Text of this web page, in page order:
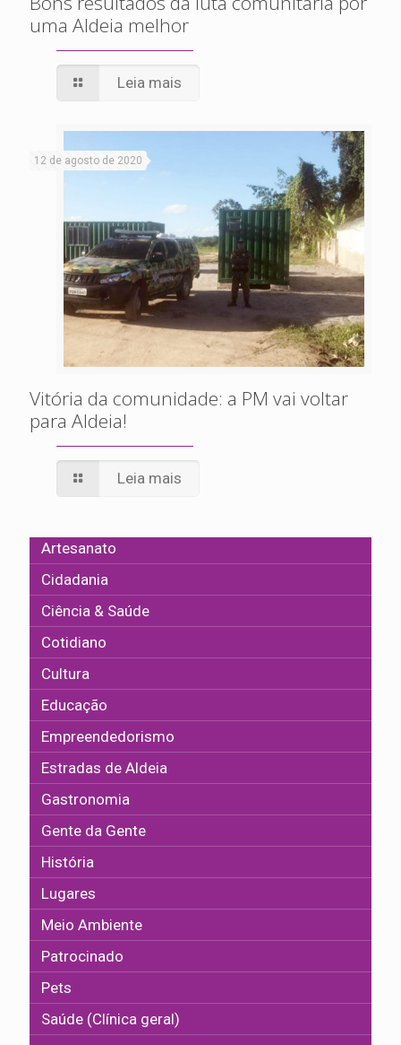
uma Aldeia melhor
Leia mais
12 de agosto de 2020
Vitória da comunidade: a PM vai voltar
para Aldeia!
Leia mais
Artesanato
Cidadania
Ciência & Saúde
Cotidiano
Cultura
Educação
Empreendedorismo
Estradas de Aldeia
Gastronomia
Gente da Gente
História
Lugares
Meio Ambiente
Patrocinado
Pets
Saúde (Clínica geral)